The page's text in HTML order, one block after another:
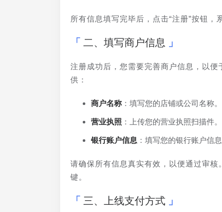
所有信息填写完毕后，点击“注册”按钮
二、填写商户信息
注册成功后，您需要完善商户信息，以
供：
商户名称：填写您的店铺或公司名称。
营业执照 ：上传您的营业执照扫描件。
银行账户信息 ：填写您的银行账户信
请确保所有信息真实有效，以便通过审
键。
三、上线支付方式